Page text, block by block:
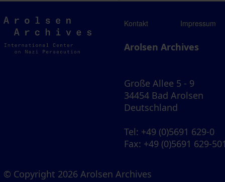
Arolsen
Archives
Kontakt Impressum
Arolsen Archives
Große Allee 5 - 9
34454 Bad Arolsen
Deutschland
Tel: +49 (0)5691 629-0
Fax: +49 (0)5691 629-
© Copyright 2026 Arolsen Archives